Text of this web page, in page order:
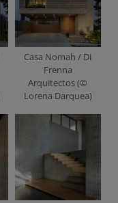
Casa Nomah / Di
Frenna
Arquitectos (©
Lorena Darquea)